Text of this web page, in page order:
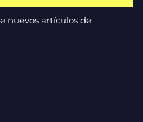
nuevos artículos de